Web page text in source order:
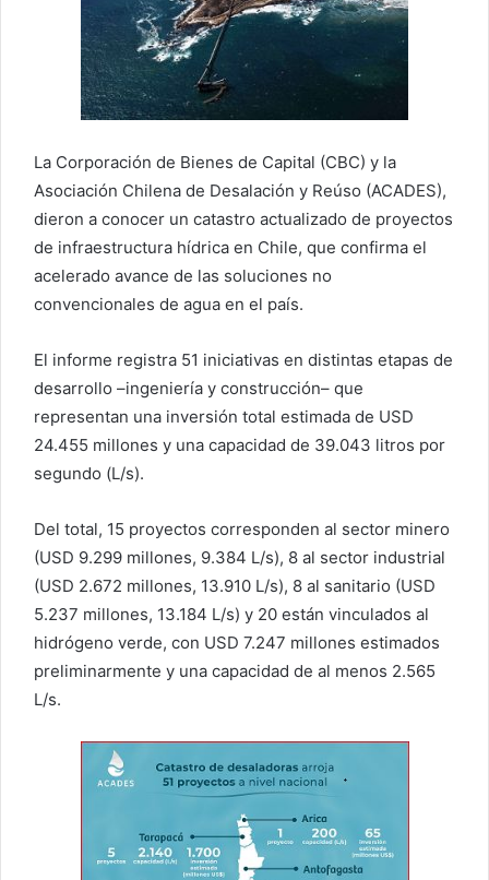
La Corporación de Bienes de Capital (CBC) y la
Asociación Chilena de Desalación y Reúso (ACADES),
dieron a conocer un catastro actualizado de proyectos
de infraestructura hídrica en Chile, que confirma el
acelerado avance de las soluciones no
convencionales de agua en el país.
El informe registra 51 iniciativas en distintas etapas de
desarrollo –ingeniería y construcción– que
representan una inversión total estimada de USD
24.455 millones y una capacidad de 39.043 litros por
segundo (L/s).
Del total, 15 proyectos corresponden al sector minero
(USD 9.299 millones, 9.384 L/s), 8 al sector industrial
(USD 2.672 millones, 13.910 L/s), 8 al sanitario (USD
5.237 millones, 13.184 L/s) y 20 están vinculados al
hidrógeno verde, con USD 7.247 millones estimados
preliminarmente y una capacidad de al menos 2.565
L/s.